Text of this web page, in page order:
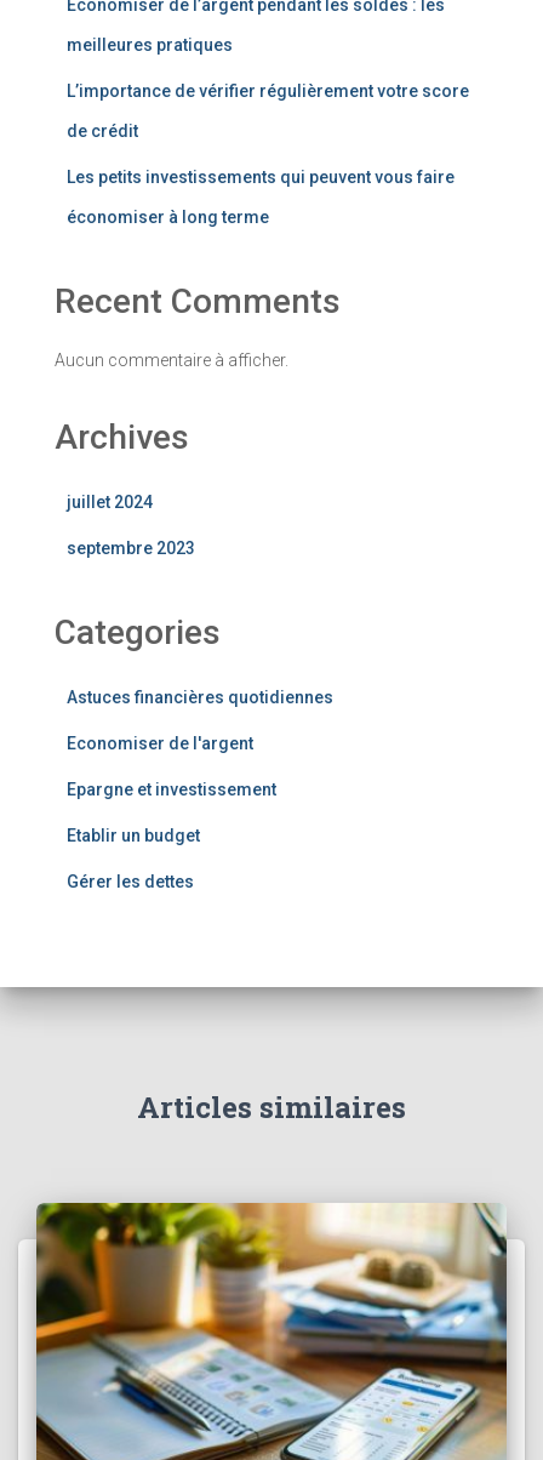
Économiser de l’argent pendant les soldes : les
meilleures pratiques
L’importance de vérifier régulièrement votre score
de crédit
Les petits investissements qui peuvent vous faire
économiser à long terme
Recent Comments
Aucun commentaire à afficher.
Archives
juillet 2024
septembre 2023
Categories
Astuces financières quotidiennes
Economiser de l'argent
Epargne et investissement
Etablir un budget
Gérer les dettes
Articles similaires